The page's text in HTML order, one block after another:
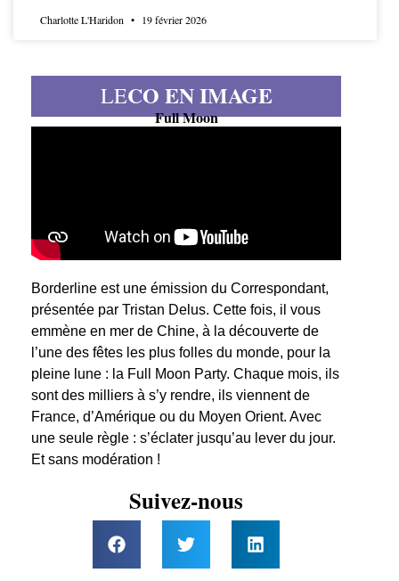
Charlotte L'Haridon 19 février 2026
LECO EN IMAGE
Full Moon
Borderline est une émission du Correspondant,
présentée par Tristan Delus. Cette fois, il vous
emmène en mer de Chine, à la découverte de
l’une des fêtes les plus folles du monde, pour la
pleine lune : la Full Moon Party. Chaque mois, ils
sont des milliers à s’y rendre, ils viennent de
France, d’Amérique ou du Moyen Orient. Avec
une seule règle : s’éclater jusqu’au lever du jour.
Et sans modération !
Suivez-nous